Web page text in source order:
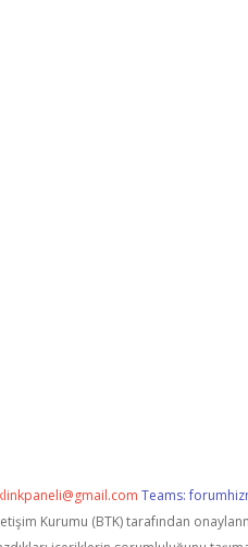
Teams:
Kurumu (BTK) tarafından